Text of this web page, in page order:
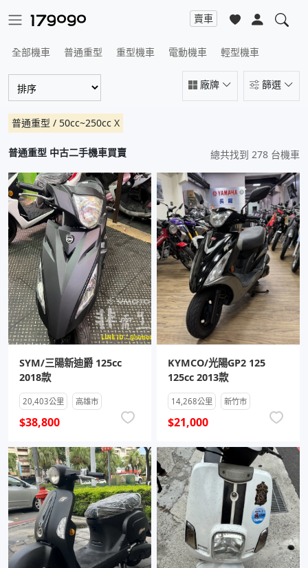
賣車
全部機車 普通重型 重型機車 電動機車 輕型機車
廠牌 篩選
普通重型 / 50cc~250cc X
普通重型 中古二手機車買賣 總共找到 278 台機車
SYM/三陽新迪爵 125cc
2018款
20,403公里 高雄市
$38,800
KYMCO/光陽GP2 125
125cc 2013款
14,268公里 新竹市
$21,000